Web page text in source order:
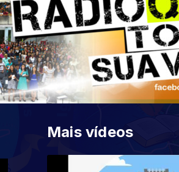
Mais vídeos